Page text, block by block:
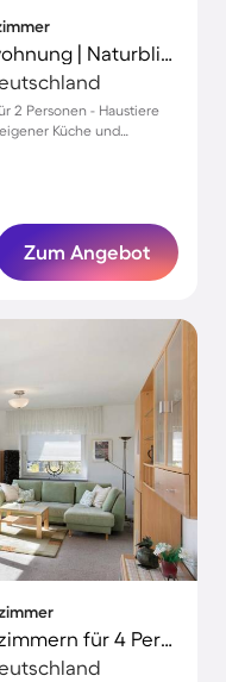
Familienfreundliche Ferienwohnung | Naturblick | Hunde erlaubt
2 Personen - Haustiere
Küche und
Zum Angebot
Ferienwohnung mit 3 Schlafzimmern für 4 Personen